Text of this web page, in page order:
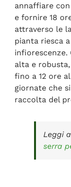
annaffiare
e fornire 18
attraverso le
pianta riesca
infiorescenze.
alta e
fino a 12 ore
giornate che
raccolta del
Leggi
serra